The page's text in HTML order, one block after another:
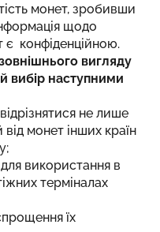
монет, зробивши
щодо
є конфіденційною.
вигляду
вибір наступними
не лише
від монет інших країн
використання в
терміналах
їх